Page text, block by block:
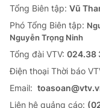
Tổng Biên tập: Vũ
Phó Tổng Biên tập:
Nguyễn Trọng Ninh
Tổng đài VTV: 024.38
Ðiện thoại Thời báo
Email:
Liên hệ quảng cáo: